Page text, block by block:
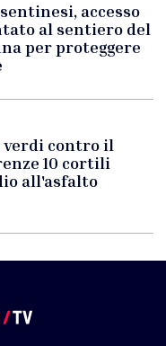
accesso
al sentiero del
per proteggere
verdi contro il
10 cortili
all'asfalto